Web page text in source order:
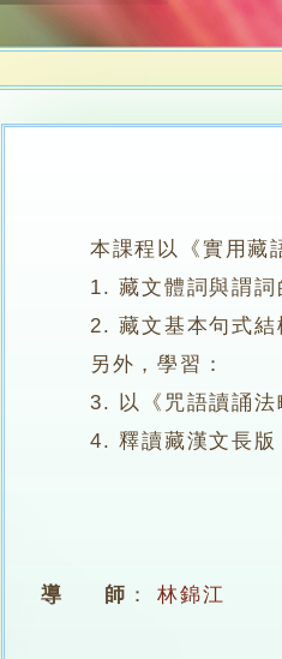
本課程以《實用藏語
1. 藏文體詞與謂詞
2. 藏文基本句式結
另外，學習：
3. 以《咒語讀誦法
4. 釋讀藏漢文長版
導 師 ： 林錦江